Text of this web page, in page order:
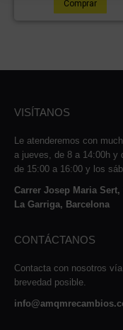
Comprar
VISÍTANOS
Le atenderemos con
a jueves, de 8 a 14:00h y
de 15:00 a 16:00 y los
Carrer Josep Maria Sert,
La Garriga, Barcelona
CONTÁCTANOS
Contacta con nosotros
brevedad posible.